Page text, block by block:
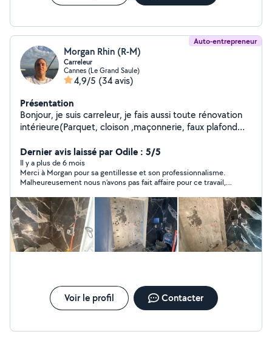
Auto-entrepreneur
Morgan Rhin (R-M)
Carreleur
Cannes (Le Grand Saule)
4,9/5 (34 avis)
Présentation
Bonjour, je suis carreleur, je fais aussi toute rénovation
intérieure(Parquet, cloison ,maçonnerie, faux plafond
Plombier, électricien, peintre, staffeur, jardinier. J’essaye
toujours de trouver une solution au mieux avec mes
clients, Que ce soit budget ou idées. Travail propre et
soigneux. Mes coordonnées:07.69.60.56.58
Cordialement
Dernier avis laissé par Odile : 5/5
Il y a plus de 6 mois
Merci à Morgan pour sa gentillesse et son professionnalisme.
Malheureusement nous n’avons pas fait affaire pour ce travail,
prochaine fois.
Voir le profil Contacter